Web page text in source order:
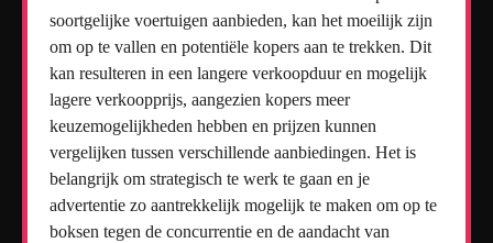
soortgelijke voertuigen aanbieden, kan het moeilijk zijn
om op te vallen en potentiële kopers aan te trekken. Dit
kan resulteren in een langere verkoopduur en mogelijk
lagere verkoopprijs, aangezien kopers meer
keuzemogelijkheden hebben en prijzen kunnen
vergelijken tussen verschillende aanbiedingen. Het is
belangrijk om strategisch te werk te gaan en je
advertentie zo aantrekkelijk mogelijk te maken om op te
boksen tegen de concurrentie en de aandacht van